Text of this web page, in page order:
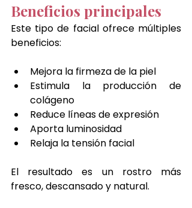
Beneficios principales
Este tipo de facial ofrece múltiples
beneficios:
Mejora la firmeza de la piel
Estimula la producción de
colágeno
Reduce líneas de expresión
Aporta luminosidad
Relaja la tensión facial
El resultado es un rostro más
fresco, descansado y natural.